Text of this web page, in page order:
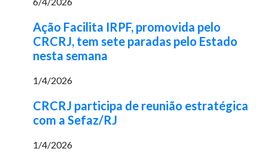
Ação Facilita IRPF, promovida pelo
CRCRJ, tem sete paradas pelo Estado
nesta semana
1/4/2026
CRCRJ participa de reunião estratégica
com a Sefaz/RJ
1/4/2026